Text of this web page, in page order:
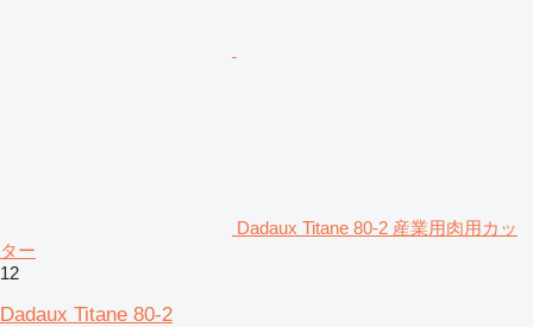
Dadaux Titane 80-2 産業用肉用カッ
ター
12
Dadaux Titane 80-2